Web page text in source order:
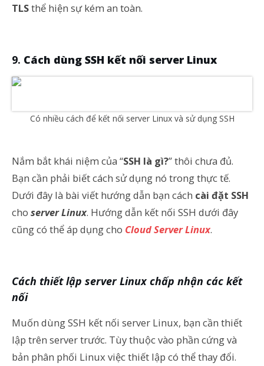
TLSthể hiện sự kém an toàn.
Cách dùng SSH kết nối server Linux
Có nhiều cách để kết nối server Linux và sử dụng SSH
Nắm bắt khái niệm của “SSH là gì?” thôi chưa đủ.
Bạn cần phải biết cách sử dụng nó trong thực tế.
Dưới đây là bài viết hướng dẫn bạn cách cài đặt SSH
cho server Linux. Hướng dẫn kết nối SSH dưới đây
cũng có thể áp dụng cho Cloud Server Linux.
Cách thiết lập server Linux chấp nhận các kết
nối
Muốn dùng SSH kết nối server Linux, bạn cần thiết
lập trên server trước. Tùy thuộc vào phần cứng và
bản phân phối Linux việc thiết lập có thể thay đổi.